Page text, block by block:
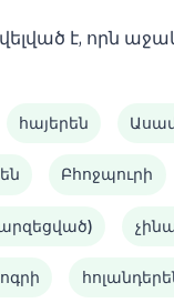
է, որն
հայերեն
Բհոջպուրի